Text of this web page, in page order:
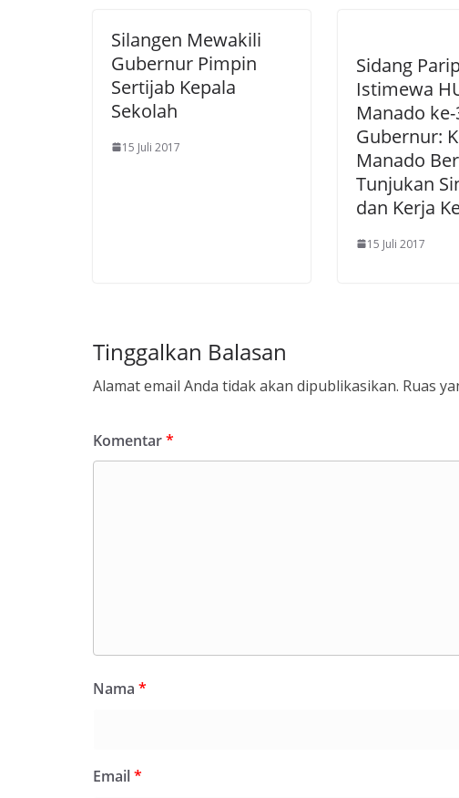
Silangen Mewakili
Gubernur Pimpin
Sertijab Kepala
Sekolah
15 Juli 2017
Sidang
Istimewa
Manado ke-
Gubernur:
Manado
Tunjukan
dan Kerja
15 Juli 2017
Tinggalkan Balasan
Alamat email Anda tidak akan dipublikasikan. Ruas
Komentar*
Nama *
Email*